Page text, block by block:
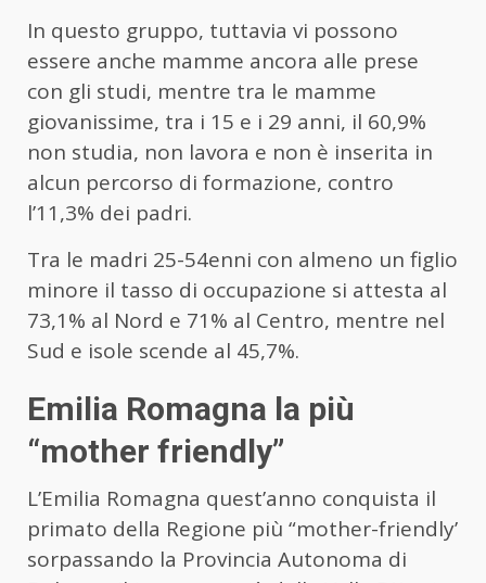
In questo gruppo, tuttavia vi possono
essere anche mamme ancora alle prese
con gli studi, mentre tra le mamme
giovanissime, tra i 15 e i 29 anni, il 60,9%
non studia, non lavora e non è inserita in
alcun percorso di formazione, contro
l’11,3% dei padri.
Tra le madri 25-54enni con almeno un figlio
minore il tasso di occupazione si attesta al
73,1% al Nord e 71% al Centro, mentre nel
Sud e isole scende al 45,7%.
Emilia Romagna la più
“mother friendly”
L’Emilia Romagna quest’anno conquista il
primato della Regione più “mother-friendly’
sorpassando la Provincia Autonoma di